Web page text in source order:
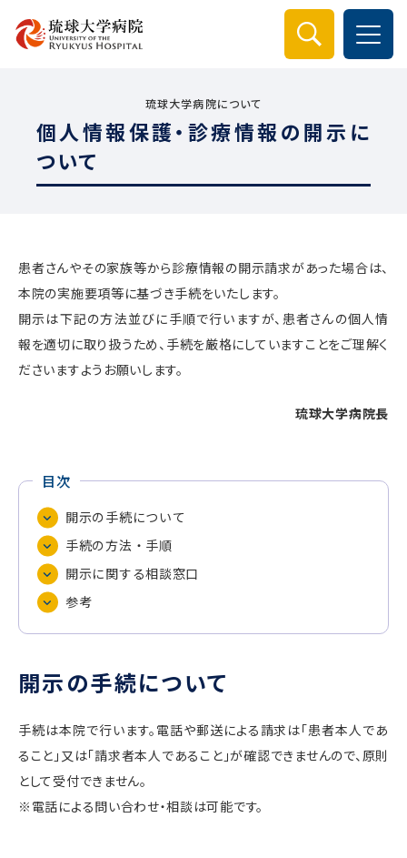
検索
琉球大学病院について
個人情報保護・診療情報の開示に
ついて
患者さんやその家族等から診療情報の開示請求があった場合は、
本院の実施要項等に基づき手続をいたします。
開示は下記の方法並びに手順で行いますが、患者さんの個人情
報を適切に取り扱うため、手続を厳格にしていますことをご理解く
ださいますようお願いします。
琉球大学病院長
目次
開示の手続について
手続の方法・手順
開示に関する相談窓口
参考
開示の手続について
手続は本院で行います。電話や郵送による請求は「患者本人であ
ること」又は「請求者本人であること」が確認できませんので、原則
として受付できません。
※電話による問い合わせ・相談は可能です。